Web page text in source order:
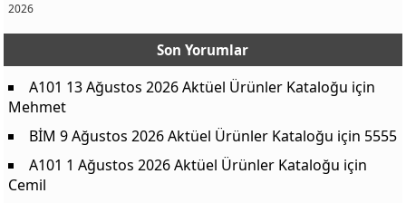
2026
Son Yorumlar
A101 13 Ağustos 2026 Aktüel Ürünler Kataloğu için
Mehmet
BİM 9 Ağustos 2026 Aktüel Ürünler Kataloğu için 5555
A101 1 Ağustos 2026 Aktüel Ürünler Kataloğu için
Cemil